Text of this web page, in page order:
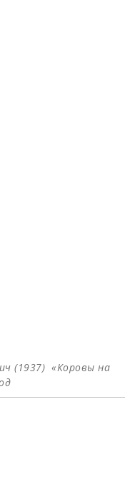
(1937) «Коровы на